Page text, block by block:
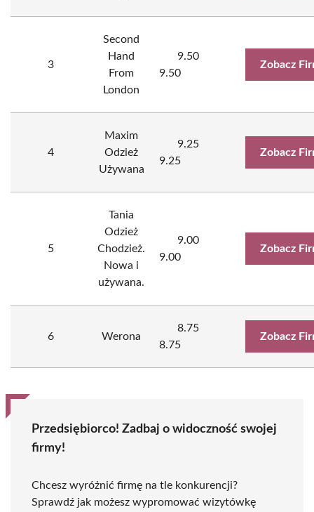
3
Second
Hand
From
London
9.50
9.50
Zobacz
4
Maxim
Odzież
Używana
9.25
9.25
Zobacz
5
Tania
Odzież
Chodzież.
Nowa i
używana.
9.00
9.00
Zobacz
6 Werona
8.75
8.75
Zobacz
Przedsiębiorco! Zadbaj o widoczność swojej
firmy!
Chcesz wyróżnić firmę na tle konkurencji?
Sprawdź jak możesz wypromować wizytówkę